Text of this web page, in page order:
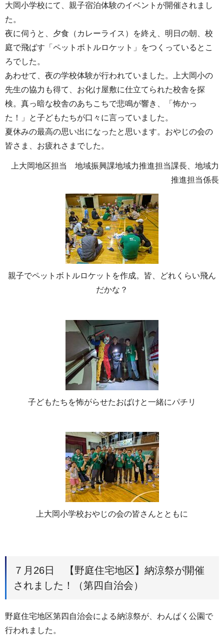
大岡小学校にて、親子宿泊体験のイベントが開催されまし
た。
夜に伺うと、夕食（カレーライス）を終え、明日の朝、校
庭で飛ばす「ペットボトルロケット」をつくっているとこ
ろでした。
あわせて、夜の学校体験が行われていました。上大岡小の
先生の協力も得て、お化け屋敷に仕立てられた校舎を探
検。真っ暗な校舎のあちこちで悲鳴が響き、「怖かっ
た！」と子どもたちが口々に言っていました。
夏休みの最高の思い出になったと思います。おやじの会の
皆さま、お疲れさまでした。
上大岡地区担当 地域振興課地域力推進担当課長、地域力
推進担当係長
親子でペットボトルロケットを作成。皆、どれくらい飛ん
だかな？
子どもたちを怖がらせたおばけと一緒にパチリ
上大岡小学校おやじの会の皆さんとともに
７月26日 【野庭住宅地区】納涼祭が開催
されました！（第四自治会）
野庭住宅地区第四自治会による納涼祭が、わんぱく公園で
行われました。